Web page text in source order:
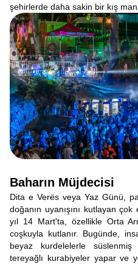
şehirlerde daha sakin bir kış
Baharın Müjdecisi
Dita e Verës veya Yaz Günü,
doğanın uyanışını kutlayan
yıl 14 Mart'ta, özellikle Orta
coşkuyla kutlanır. Bugünde,
beyaz kurdelelerle
tereyağlı kurabiyeler yapar ve